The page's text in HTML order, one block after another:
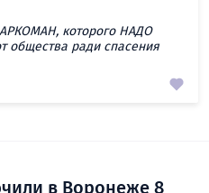
которого НАДО
общества ради спасения
в Воронеже 8